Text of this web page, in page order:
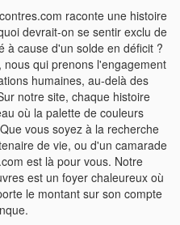
raconte une histoire
devrait-on se sentir exclu de
à cause d'un solde en déficit ?
qui prenons l'engagement
humaines, au-delà des
notre site, chaque histoire
où la palette de couleurs
vous soyez à la recherche
de vie, ou d'un camarade
est là pour vous. Notre
est un foyer chaleureux où
le montant sur son compte